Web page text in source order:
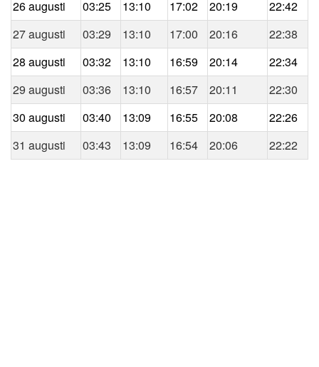
26 augusti 03:25 13:10 17:02 20:19
22:42
27 augusti
03:29 13:10 17:00 20:16
22:38
28 augusti
03:32 13:10 16:59 20:14
22:34
29 augusti
03:36 13:10 16:57 20:11
22:30
30 augusti
03:40 13:09 16:55 20:08
22:26
31 augusti
03:43 13:09 16:54 20:06 22:22